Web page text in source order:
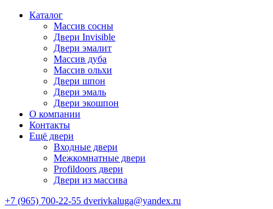
Каталог
Массив сосны
Двери Invisible
Двери эмалит
Массив дуба
Массив ольхи
Двери шпон
Двери эмаль
Двери экошпон
О компании
Контакты
Ещё двери
Входные двери
Межкомнатные двери
Profildoors двери
Двери из массива
+7 (965) 700-22-55 dverivkaluga@yandex.ru